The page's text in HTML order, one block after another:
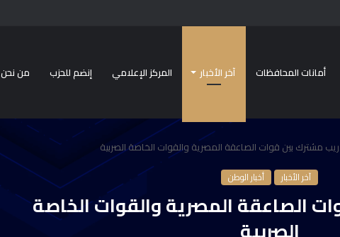
أمانات المحافظات آخر الأخبار المركز الإعلامي إنضم للحزب من نحن
مشترك بين قوات الصاعقة المصرية والقوات الخاصة الصربية
آخر الأخبار أخبار الوطن
الصاعقة المصرية والقوات الخاصة